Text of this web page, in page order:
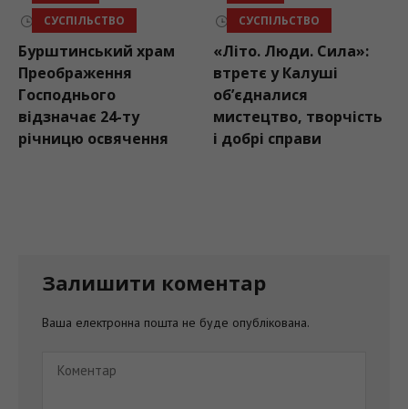
СУСПІЛЬСТВО
06.08.2026
Бурштинський храм
Преображення
Господнього
відзначає 24-ту
річницю освячення
СУСПІЛЬСТВО
06.08.2026
«Літо. Люди. Сила»:
втретє у Калуші
об’єдналися
мистецтво, творчість
і добрі справи
Залишити коментар
Ваша електронна пошта не буде опублікована.